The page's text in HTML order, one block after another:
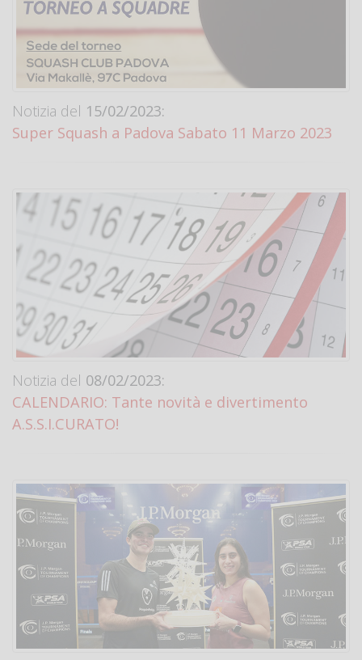
Notizia del 15/02/2023:
Super Squash a Padova Sabato 11 Marzo 2023
Notizia del 08/02/2023:
CALENDARIO: Tante novità e divertimento
A.S.S.I.CURATO!